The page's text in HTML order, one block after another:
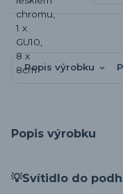
Popis výrobku
Popis výrobku
💡Svítidlo do